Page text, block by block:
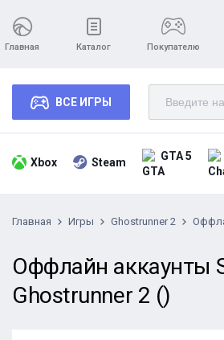
Главная Каталог Покупателю
ВСЕ ИГРЫ
Xbox Steam GTA 5
Главная Игры Ghostrunner 2
Оффлайн аккаунты
Ghostrunner 2 ()